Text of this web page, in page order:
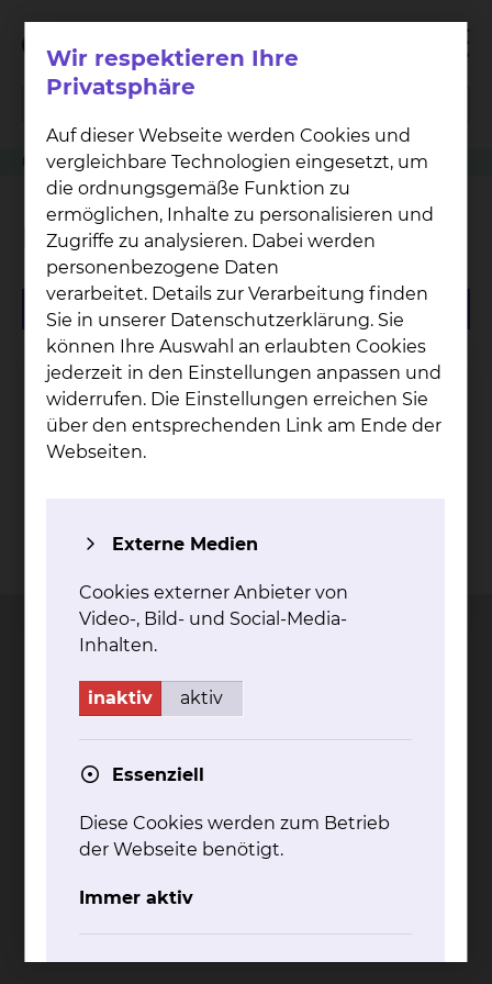
Patienten Angehörige & Besucher Orthopädie Katrin Kastull
Katrin Kastull
Kontakt Impressum
Städtisches Klinikum
Braunschweig gGmbH
Freisestr. 9/10
Tel.: 0531/595-0
www.klinikum-braunschweig.de
Wir respektieren Ihre
Privatsphäre
Auf dieser Webseite werden Cookies und
vergleichbare Technologien eingesetzt, um
die ordnungsgemäße Funktion zu
ermöglichen, Inhalte zu personalisieren und
Zugriffe zu analysieren. Dabei werden
personenbezogene Daten
verarbeitet. Details zur Verarbeitung finden
Sie in unserer Datenschutzerklärung. Sie
können Ihre Auswahl an erlaubten Cookies
jederzeit in den Einstellungen anpassen und
widerrufen. Die Einstellungen erreichen Sie
über den entsprechenden Link am Ende der
Webseiten.
Externe Medien
Cookies externer Anbieter von
Video-, Bild- und Social-Media-
Inhalten.
inaktiv aktiv
Essenziell
Diese Cookies werden zum Betrieb
der Webseite benötigt.
Immer aktiv
Komfort